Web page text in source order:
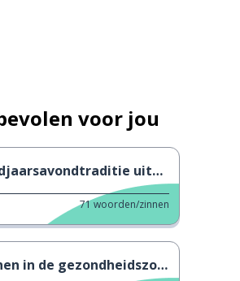
voor jou
uitgelegd
71woorden/zinnen
in de gezondheidszorg